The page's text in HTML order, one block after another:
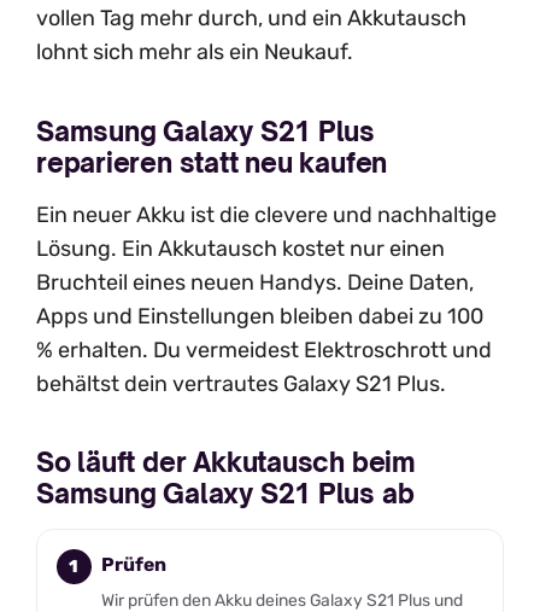
vollen Tag mehr durch, und ein Akkutausch
lohnt sich mehr als ein Neukauf.
Samsung Galaxy S21 Plus
reparieren statt neu kaufen
Ein neuer Akku ist die clevere und nachhaltige
Lösung. Ein Akkutausch kostet nur einen
Bruchteil eines neuen Handys. Deine Daten,
Apps und Einstellungen bleiben dabei zu 100
% erhalten. Du vermeidest Elektroschrott und
behältst dein vertrautes Galaxy S21 Plus.
So läuft der Akkutausch beim
Samsung Galaxy S21 Plus ab
Prüfen
Wir prüfen den Akku deines Galaxy S21 Plus und